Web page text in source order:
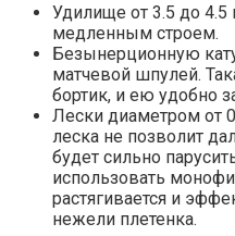
Удилище от 3.5 до
медленным строем.
Безынерционную
матчевой шпулей.
бортик, и ею удобно
Лески диаметром от
леска не позволит
будет сильно
использовать
растягивается и
нежели плетенка.